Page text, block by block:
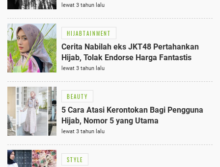
Reza Surya Putra
lewat 3 tahun lalu
HIJABTAINMENT
Cerita Nabilah eks JKT48 Pertahankan
Hijab, Tolak Endorse Harga Fantastis
lewat 3 tahun lalu
BEAUTY
5 Cara Atasi Kerontokan Bagi Pengguna
Hijab, Nomor 5 yang Utama
lewat 3 tahun lalu
STYLE